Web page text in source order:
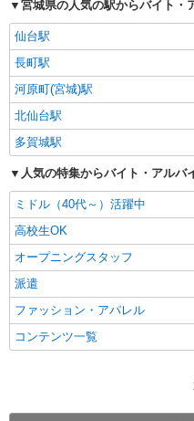
宮城県の人気の駅からバイト・
仙台駅
長町駅
河原町(宮城)駅
北仙台駅
多賀城駅
人気の特集からバイト・アルバ
ミドル（40代～）活躍中
高校生OK
オープニングスタッフ
派遣
ファッション・アパレル
コンテンツ一覧